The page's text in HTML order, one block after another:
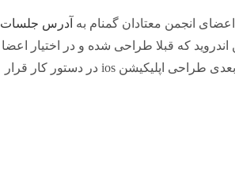
انجمن معتادان گمنام به آدرس جلسات
که قبلا طراحی شده و در اختیار اعضا
قرار گرفته ، در مرحله بعدی طراحی اپلیکیشن ios در دستور کار قرار